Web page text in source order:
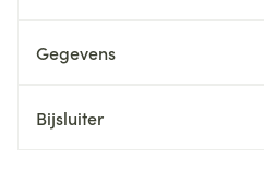
Gegevens
Bijsluiter